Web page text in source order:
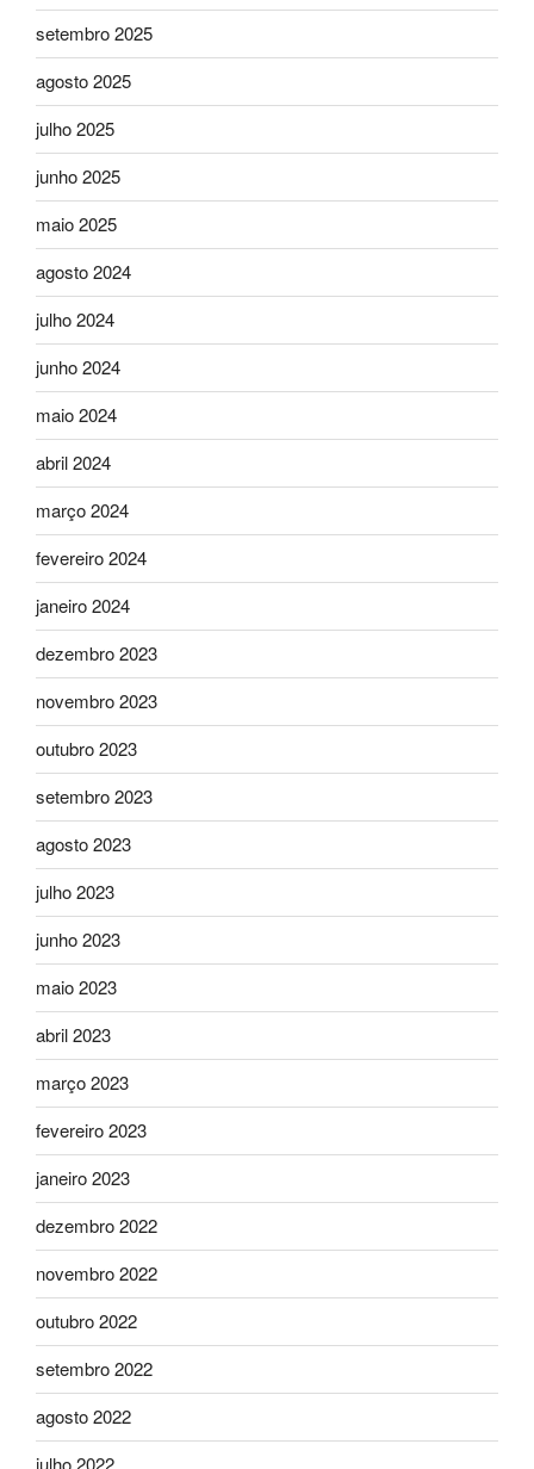
setembro 2025
agosto 2025
julho 2025
junho 2025
maio 2025
agosto 2024
julho 2024
junho 2024
maio 2024
abril 2024
março 2024
fevereiro 2024
janeiro 2024
dezembro 2023
novembro 2023
outubro 2023
setembro 2023
agosto 2023
julho 2023
junho 2023
maio 2023
abril 2023
março 2023
fevereiro 2023
janeiro 2023
dezembro 2022
novembro 2022
outubro 2022
setembro 2022
agosto 2022
julho 2022